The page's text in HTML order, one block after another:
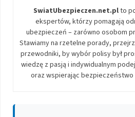
SwiatUbezpieczen.net.plto
ekspertów, którzy pomagają
ubezpieczeń – zarówno osobom
Stawiamy na rzetelne porady,
przewodniki, by wybór polisy był
wiedzę z pasją i indywidualnym
oraz wspierając bezpieczeństwo